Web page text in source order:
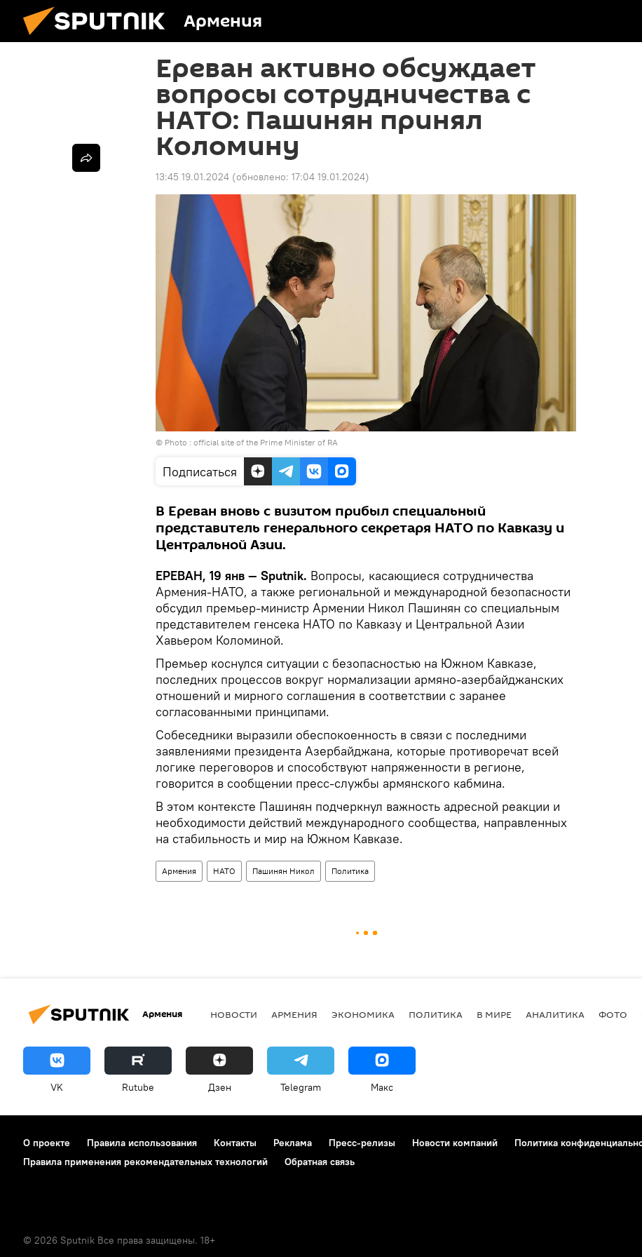
Армения
Ереван активно обсуждает
вопросы сотрудничества с
НАТО: Пашинян принял
Коломину
13:45 19.01.2024 (обновлено: 17:04 19.01.2024)
© Photo : official site of the Prime Minister of RA
Подписаться
В Ереван вновь с визитом прибыл специальный
представитель генерального секретаря НАТО по Кавказу и
Центральной Азии.
ЕРЕВАН, 19 янв — Sputnik. Вопросы, касающиеся сотрудничества
Армения-НАТО, а также региональной и международной безопасности
обсудил премьер-министр Армении Никол Пашинян со специальным
представителем генсека НАТО по Кавказу и Центральной Азии
Хавьером Коломиной.
Премьер коснулся ситуации с безопасностью на Южном Кавказе,
последних процессов вокруг нормализации армяно-азербайджанских
отношений и мирного соглашения в соответствии с заранее
согласованными принципами.
Собеседники выразили обеспокоенность в связи с последними
заявлениями президента Азербайджана, которые противоречат всей
логике переговоров и способствуют напряженности в регионе,
говорится в сообщении пресс-службы армянского кабмина.
В этом контексте Пашинян подчеркнул важность адресной реакции и
необходимости действий международного сообщества, направленных
на стабильность и мир на Южном Кавказе.
Армения НАТО Пашинян Никол Политика
Армения НОВОСТИ АРМЕНИЯ ЭКОНОМИКА ПОЛИТИКА В МИРЕ АНАЛИТИКА ФОТО
VK Rutube Дзен Telegram Макс
О проекте Правила использования Контакты Реклама Пресс-релизы Новости компаний Политика
Правила применения рекомендательных технологий
Обратная связь
© 2026 Sputnik Все права защищены. 18+